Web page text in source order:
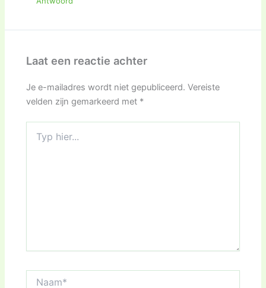
Laat een reactie achter
Je e-mailadres wordt niet gepubliceerd. Vereiste
velden zijn gemarkeerd met *
hier...